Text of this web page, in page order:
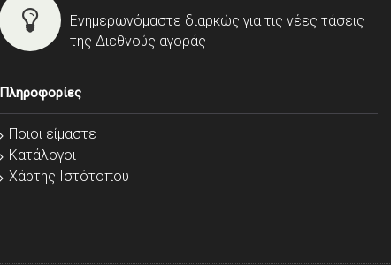
Ενημερωνόμαστε διαρκώς για τις νέες τάσεις
της Διεθνούς αγοράς
Πληροφορίες
Ποιοι είμαστε
Κατάλογοι
Χάρτης Ιστότοπου